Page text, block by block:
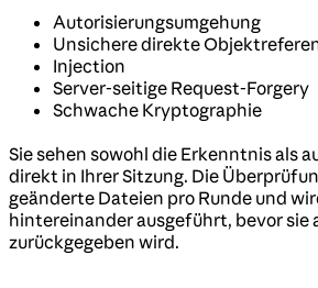
Autorisierungsumgehung
Unsichere direkte
Injection
Server-seitige Request-Forgery
Schwache Kryptographie
Sie sehen sowohl die Erkenntnis als
direkt in Ihrer Sitzung. Die
geänderte Dateien pro Runde und
hintereinander ausgeführt, bevor sie
zurückgegeben wird.